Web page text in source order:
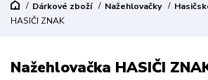
Dárkové zboží Nažehlovačky
HASIČI ZNAK
Nažehlovačka HASIČI